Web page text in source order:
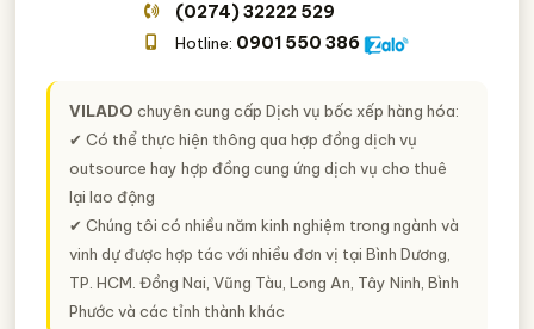
(0274) 32222 529
Hotline: 0901 550 386
VILADO chuyên cung cấp Dịch vụ bốc xếp hàng hóa:
✔ Có thể thực hiện thông qua hợp đồng dịch vụ
outsource hay hợp đồng cung ứng dịch vụ cho thuê
lại lao động
✔ Chúng tôi có nhiều năm kinh nghiệm trong ngành và
vinh dự được hợp tác với nhiều đơn vị tại Bình Dương,
TP. HCM. Đồng Nai, Vũng Tàu, Long An, Tây Ninh, Bình
Phước và các tỉnh thành khác